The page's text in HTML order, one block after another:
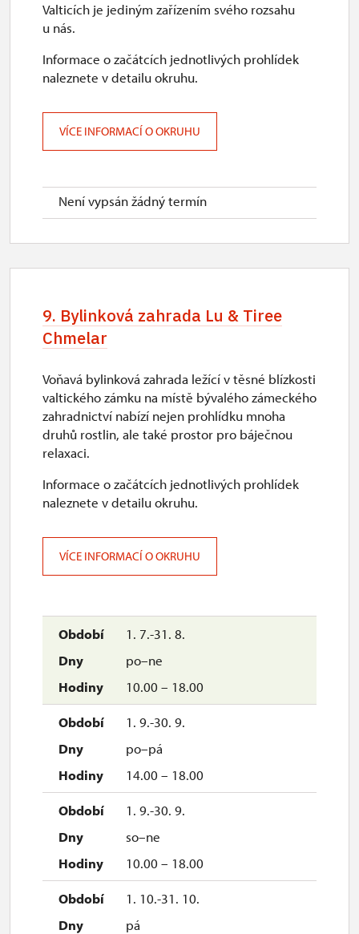
Není vypsán žádný termín
Valticích je jediným zařízením svého rozsahu
u nás.
Informace o začátcích jednotlivých prohlídek
naleznete v detailu okruhu.
VÍCE INFORMACÍ O OKRUHU
9. Bylinková zahrada Lu & Tiree
Chmelar
1. 7.-31. 8.
po–ne
10.00 – 18.00
1. 9.-30. 9.
po–pá
14.00 – 18.00
1. 9.-30. 9.
so–ne
10.00 – 18.00
1. 10.-31. 10.
pá
Voňavá bylinková zahrada ležící v těsné blízkosti
valtického zámku na místě bývalého zámeckého
zahradnictví nabízí nejen prohlídku mnoha
druhů rostlin, ale také prostor pro báječnou
relaxaci.
Informace o začátcích jednotlivých prohlídek
naleznete v detailu okruhu.
VÍCE INFORMACÍ O OKRUHU